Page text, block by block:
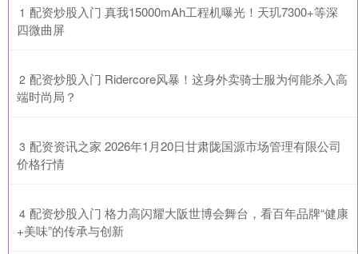
1 ​配资炒股入门 真我15000mAh工程机曝光！天玑7300+等深
四微曲屏
2 ​配资炒股入门 Ridercore风暴！这身外卖骑士服为何能杀入高
端时尚局？
3 ​配资资讯之家 2026年1月20日甘肃陇国源市场管理有限公司
价格行情
4 ​配资炒股入门 格力高闪耀大阪世博会舞台，看百年品牌“健康
+美味”的传承与创新